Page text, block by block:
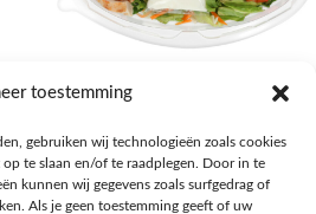
toestemming
gebruiken wij technologieën zoals cookies
te slaan en/of te raadplegen. Door in te
kunnen wij gegevens zoals surfgedrag of
Als je geen toestemming geeft of uw
Salades,Pizza, Maaltijden
€3,39
NAAR AH